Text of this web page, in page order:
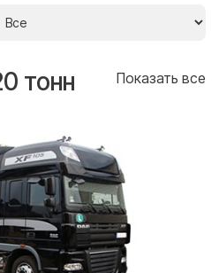
тонн Показать все